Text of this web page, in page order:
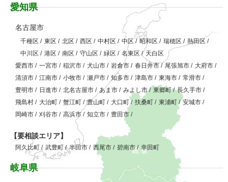
愛知県
名古屋市
千種区 / 東区 / 北区 / 西区 / 中村区 / 中区 / 昭和区 / 瑞穂区 / 熱田区 /
中川区 / 港区 / 南区 / 守山区 / 緑区 / 名東区 / 天白区
愛西市 / 一宮市 / 稲沢市 / 犬山市 / 岩倉市 / 春日井市 / 尾張旭市 / 大府市 /
清須市 / 江南市 / 小牧市 / 瀬戸市 / 知多市 / 津島市 / 東海市 / 常滑市 /
豊明市 / 日進市 / 北名古屋市 / あま市 / みよし市/ 東郷町/ 長久手市 /
飛島村 / 大治町 / 蟹江町 / 豊山町 / 大口町/ 扶桑町 / 東浦町 / 安城市 /
岡崎市 / 刈谷市 / 高浜市 / 知立市 / 豊田市 /
【要相談エリア】
阿久比町 / 武豊町/ 半田市 / 西尾市 / 碧南市/ 幸田町
岐阜県